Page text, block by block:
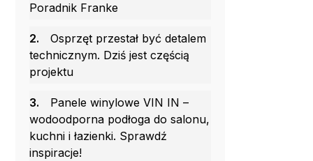
Poradnik Franke
2.
Osprzęt przestał być detalem
technicznym. Dziś jest częścią
projektu
3.
Panele winylowe VIN IN –
wodoodporna podłoga do salonu,
kuchni i łazienki. Sprawdź
inspiracje!